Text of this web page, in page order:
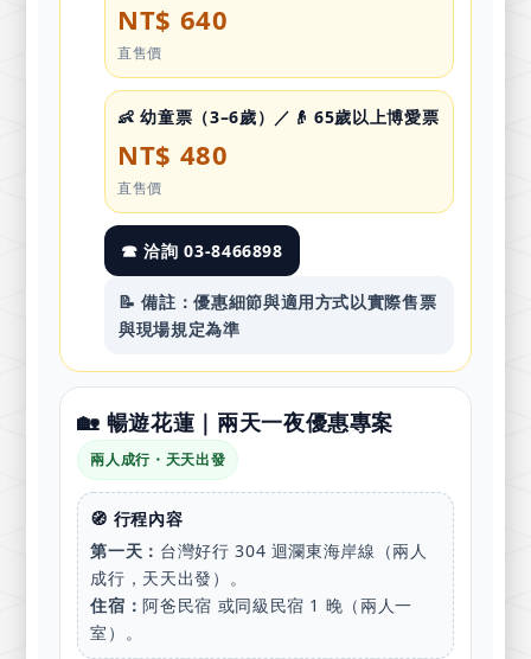
NT$ 640
直售價
👶 幼童票（3–6歲）／👴 65歲以上博愛票
NT$ 480
直售價
☎ 洽詢 03-8466898
📝 備註：優惠細節與適用方式以實際售票
與現場規定為準
🏡 暢遊花蓮｜兩天一夜優惠專案
兩人成行・天天出發
🧭 行程內容
第一天： 台灣好行 304 迴瀾東海岸線（兩人
成行，天天出發）。
住宿：阿爸民宿 或同級民宿 1 晚（兩人一
室）。